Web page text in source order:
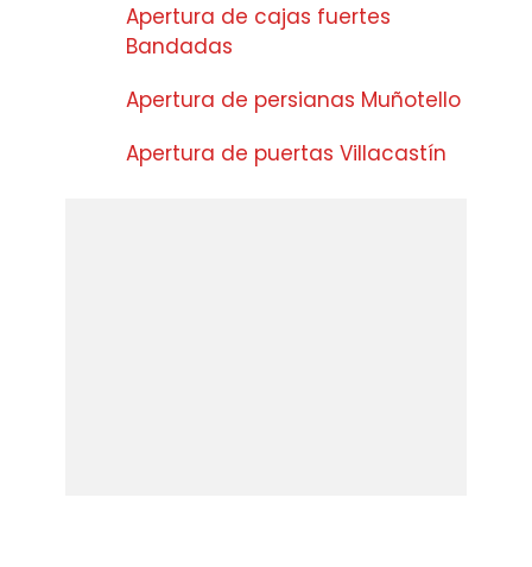
Apertura de cajas fuertes
Bandadas
Apertura de persianas Muñotello
Apertura de puertas Villacastín